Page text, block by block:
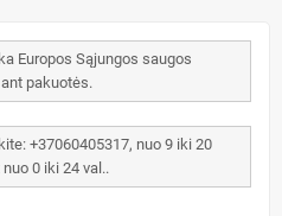
Europos Sąjungos saugos
pakuotės.
+37060405317, nuo 9 iki 20
0 iki 24 val..